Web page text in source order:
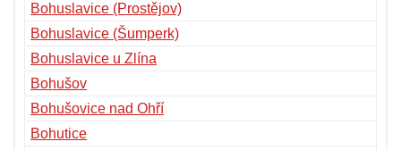
Bohuslavice (Prostějov)
Bohuslavice (Šumperk)
Bohuslavice u Zlína
Bohušov
Bohušovice nad Ohří
Bohutice